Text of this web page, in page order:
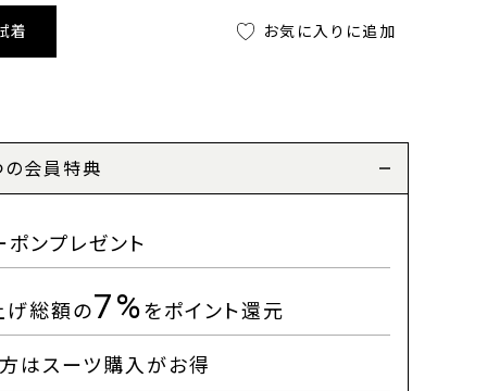
着 お気に入りに追加
の会員特典
ポンプレゼント
げ総額の7%をポイント還元
はスーツ購入がお得